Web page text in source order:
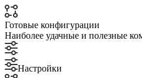
Готовые конфигурации
Наиболее удачные и полезные
Настройки